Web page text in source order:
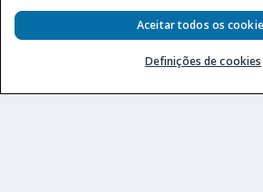
Secretaria de Prêmios e Apostas do Ministério da
247, de 07.02.2025, publicada no DOU
Definições de cookies
Aceitar todos os